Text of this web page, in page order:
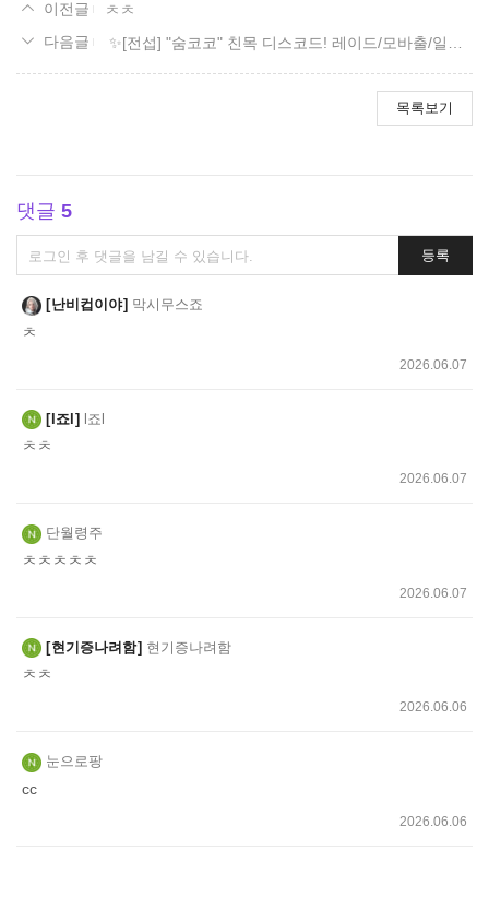
ㅊㅊ
✨[전섭] "숨코코" 친목 디스코드! 레이드/모바출/일숙/잡담✨
목록보기
댓글 5
댓
글
쓰
기
등록
난비컵이야 막시무스죠
ㅊ
2026.06.07
l죠l l죠l
ㅊㅊ
2026.06.07
단월령주
ㅊㅊㅊㅊㅊ
2026.06.07
현기증나려함 현기증나려함
ㅊㅊ
2026.06.06
눈으로팡
cc
2026.06.06